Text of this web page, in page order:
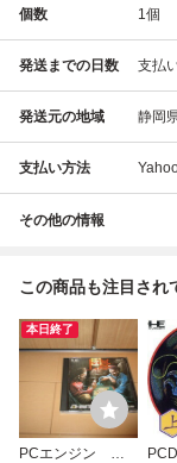
個数 1 個
発送までの日数 支払
発送元の地域 静岡
支払い方法
その他の情報
この商品も注目され
本日終了
PCエンジン 上